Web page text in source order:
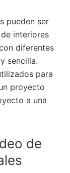
pueden ser
interiores
diferentes
sencilla.
para
proyecto
a una
de